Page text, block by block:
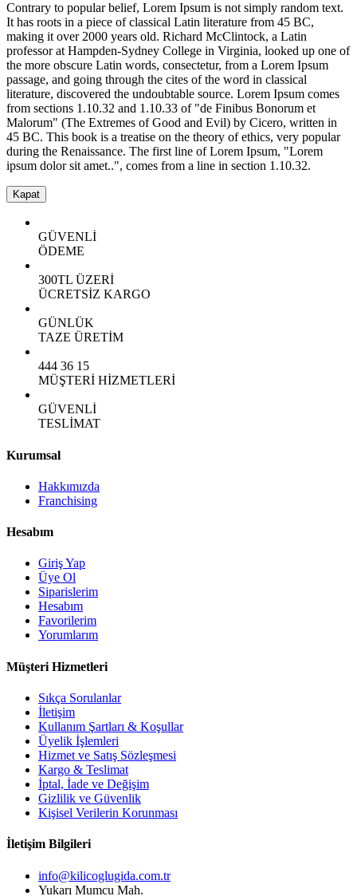
Contrary to popular belief, Lorem Ipsum is not simply random text.
It has roots in a piece of classical Latin literature from 45 BC,
making it over 2000 years old. Richard McClintock, a Latin
professor at Hampden-Sydney College in Virginia, looked up one of
the more obscure Latin words, consectetur, from a Lorem Ipsum
passage, and going through the cites of the word in classical
literature, discovered the undoubtable source. Lorem Ipsum comes
from sections 1.10.32 and 1.10.33 of "de Finibus Bonorum et
Malorum" (The Extremes of Good and Evil) by Cicero, written in
45 BC. This book is a treatise on the theory of ethics, very popular
during the Renaissance. The first line of Lorem Ipsum, "Lorem
ipsum dolor sit amet..", comes from a line in section 1.10.32.
Kapat
GÜVENLİ
ÖDEME
300TL ÜZERİ
ÜCRETSİZ KARGO
GÜNLÜK
TAZE ÜRETİM
444 36 15
MÜŞTERİ HİZMETLERİ
GÜVENLİ
TESLİMAT
Kurumsal
Hakkımızda
Franchising
Hesabım
Giriş Yap
Üye Ol
Siparislerim
Hesabım
Favorilerim
Yorumlarım
Müşteri Hizmetleri
Sıkça Sorulanlar
İletişim
Kullanım Şartları & Koşullar
Üyelik İşlemleri
Hizmet ve Satış Sözleşmesi
Kargo & Teslimat
İptal, İade ve Değişim
Gizlilik ve Güvenlik
Kişisel Verilerin Korunması
İletişim Bilgileri
info@kilicoglugida.com.tr
Yukarı Mumcu Mah.